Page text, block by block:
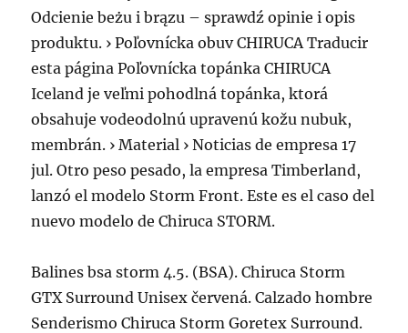
Odcienie beżu i brązu – sprawdź opinie i opis
produktu. › Poľovnícka obuv CHIRUCA Traducir
esta página Poľovnícka topánka CHIRUCA
Iceland je veľmi pohodlná topánka, ktorá
obsahuje vodeodolnú upravenú kožu nubuk,
membrán. › Material › Noticias de empresa 17
jul. Otro peso pesado, la empresa Timberland,
lanzó el modelo Storm Front. Este es el caso del
nuevo modelo de Chiruca STORM.
Balines bsa storm 4.5. (BSA). Chiruca Storm
GTX Surround Unisex červená. Calzado hombre
Senderismo Chiruca Storm Goretex Surround.